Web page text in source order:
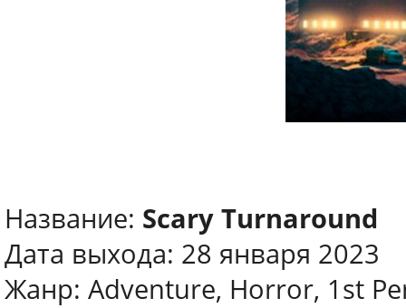
Название: Scary Turnaround
Дата выхода: 28 января 2023
Жанр: Adventure, Horror, 1st